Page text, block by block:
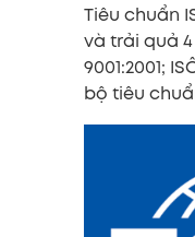
Tiêu chuẩn
và trải quả 4
9001:2001;
bộ tiêu